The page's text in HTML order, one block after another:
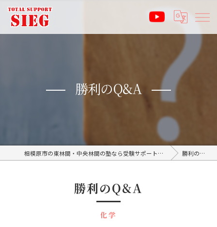
勝利のQ&A
相模原市の東林間・中央林間の塾なら受験サポート塾ジーク SIEG 勝利のQ&A
勝利のQ&A
化学